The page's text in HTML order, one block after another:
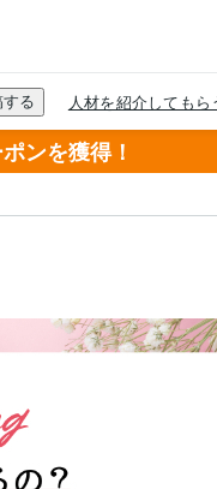
ンを獲得！